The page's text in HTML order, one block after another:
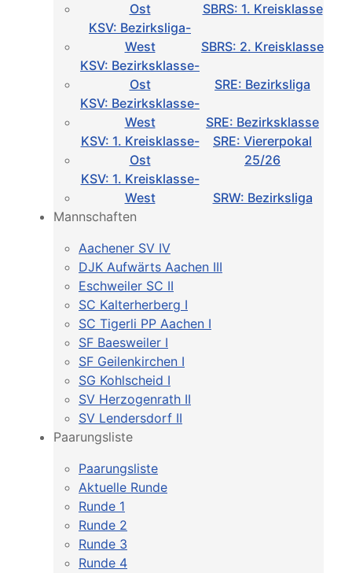
Ost
SBRS: 1. Kreisklasse
KSV: Bezirksliga-
West
SBRS: 2. Kreisklasse
KSV: Bezirksklasse-
Ost
SRE: Bezirksliga
KSV: Bezirksklasse-
West
SRE: Bezirksklasse
KSV: 1. Kreisklasse-
Ost
SRE: Viererpokal
25/26
KSV: 1. Kreisklasse-
West
SRW: Bezirksliga
Mannschaften
Aachener SV IV
DJK Aufwärts Aachen III
Eschweiler SC II
SC Kalterherberg I
SC Tigerli PP Aachen I
SF Baesweiler I
SF Geilenkirchen I
SG Kohlscheid I
SV Herzogenrath II
SV Lendersdorf II
Paarungsliste
Paarungsliste
Aktuelle Runde
Runde 1
Runde 2
Runde 3
Runde 4